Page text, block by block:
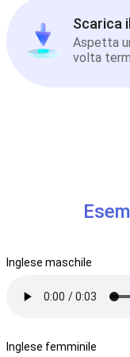
Scarica
Aspetta
volta
Inglese maschile
Inglese femminile